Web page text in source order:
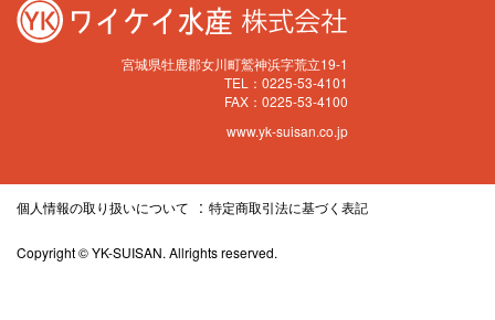
宮城県牡鹿郡女川町鷲神浜字荒立19-1
TEL：0225-53-4101
FAX：0225-53-4100
www.yk-suisan.co.jp
個人情報の取り扱いについて 特定商取引法に基づく表記
Copyright © YK-SUISAN. Allrights reserved.